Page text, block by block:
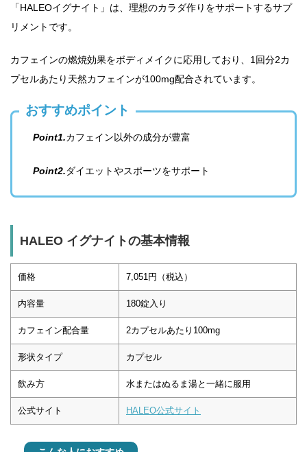
「HALEOイグナイト」は、理想のカラダ作りをサポートするサプ
リメントです。
カフェインの燃焼効果をボディメイクに応用しており、1回分2カ
プセルあたり天然カフェインが100mg配合されています。
おすすめポイント
Point1.カフェイン以外の成分が豊富
Point2.ダイエットやスポーツをサポート
HALEO イグナイトの基本情報
価格 7,051円（税込）
内容量 180錠入り
カフェイン配合量 2カプセルあたり100mg
形状タイプ カプセル
飲み方 水またはぬるま湯と一緒に服用
公式サイト HALEO公式サイト